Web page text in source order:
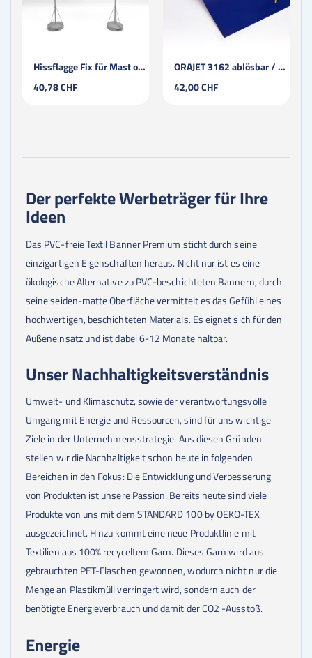
Hissflagge Fix für Mast ohne Ausleger
40,78 CHF
ORAJET 3162 ablösbar / blasenfrei
42,00 CHF
Der perfekte Werbeträger für Ihre
Ideen
Das PVC-freie Textil Banner Premium sticht durch seine
einzigartigen Eigenschaften heraus. Nicht nur ist es eine
ökologische Alternative zu PVC-beschichteten Bannern, durch
seine seiden-matte Oberfläche vermittelt es das Gefühl eines
hochwertigen, beschichteten Materials. Es eignet sich für den
Außeneinsatz und ist dabei 6-12 Monate haltbar.
Unser Nachhaltigkeitsverständnis
Umwelt- und Klimaschutz, sowie der verantwortungsvolle
Umgang mit Energie und Ressourcen, sind für uns wichtige
Ziele in der Unternehmensstrategie. Aus diesen Gründen
stellen wir die Nachhaltigkeit schon heute in folgenden
Bereichen in den Fokus: Die Entwicklung und Verbesserung
von Produkten ist unsere Passion. Bereits heute sind viele
Produkte von uns mit dem STANDARD 100 by OEKO-TEX
ausgezeichnet. Hinzu kommt eine neue Produktlinie mit
Textilien aus 100% recyceltem Garn. Dieses Garn wird aus
gebrauchten PET-Flaschen gewonnen, wodurch nicht nur die
Menge an Plastikmüll verringert wird, sondern auch der
benötigte Energieverbrauch und damit der CO2 -Ausstoß.
Energie